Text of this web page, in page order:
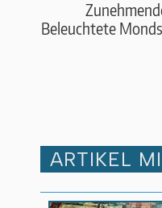
Beleuchtete
ARTIKEL